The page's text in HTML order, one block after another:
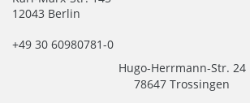
12043 Berlin
+49 30 60980781-0
Hugo-Herrmann-Str. 24
78647 Trossingen